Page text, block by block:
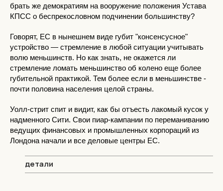
брать же демократиям на вооружение положения Устава
КПСС о беспрекословном подчинении большинству?
Говорят, ЕС в нынешнем виде губит "консенсусное"
устройство — стремление в любой ситуации учитывать
волю меньшинств. Но как знать, не окажется ли
стремление ломать меньшинство об колено еще более
губительной практикой. Тем более если в меньшинстве -
почти половина населения целой страны.
Уолл-стрит спит и видит, как бы отъесть лакомый кусок у
надменного Сити. Свои пиар-кампании по переманиванию
ведущих финансовых и промышленных корпораций из
Лондона начали и все деловые центры ЕС.
детали